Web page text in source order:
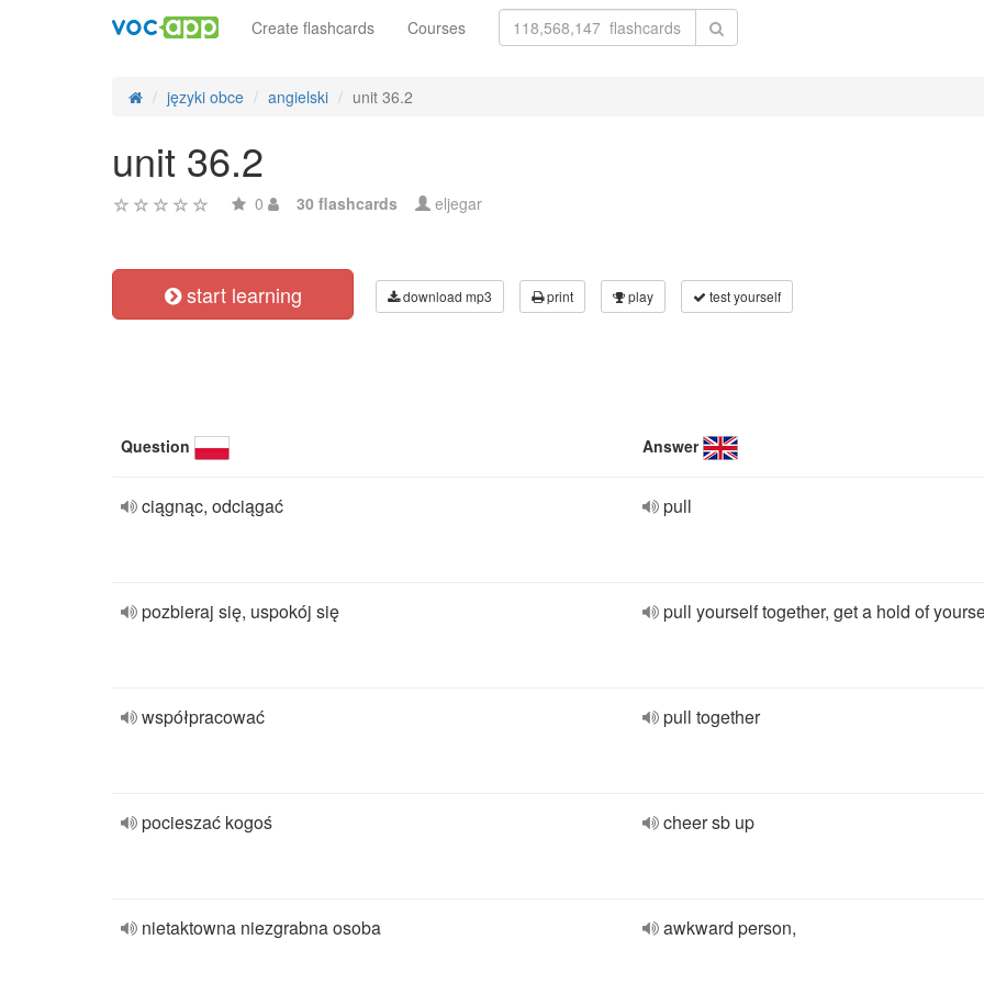
Create flashcards Courses
języki obce angielski unit 36.2
unit 36.2
0 30 flashcards eljegar
start learning download mp3 print play test yourself
Question Answer
ciągnąc, odciągać pull
pozbieraj się, uspokój się pull yourself together, get a hold of
współpracować pull together
pocieszać kogoś cheer sb up
nietaktowna niezgrabna osoba awkward person,